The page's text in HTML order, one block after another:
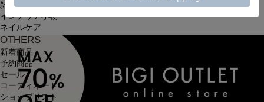
雑貨小物
インテリア小物
ネイルケア
OTHERS
新着商品
予約商品
セール
コーディネート
ショップリスト